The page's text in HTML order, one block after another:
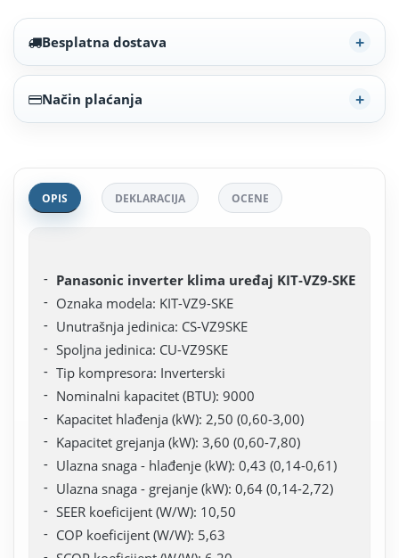
Besplatna dostava
Način plaćanja
OPIS DEKLARACIJA OCENE
Panasonic inverter klima uređaj KIT‑VZ9-SKE
Oznaka modela: KIT-VZ9-SKE
Unutrašnja jedinica: CS-VZ9SKE
Spoljna jedinica: CU-VZ9SKE
Tip kompresora: Inverterski
Nominalni kapacitet (BTU): 9000
Kapacitet hlađenja (kW): 2,50 (0,60-3,00)
Kapacitet grejanja (kW): 3,60 (0,60-7,80)
Ulazna snaga - hlađenje (kW): 0,43 (0,14-0,61)
Ulazna snaga - grejanje (kW): 0,64 (0,14-2,72)
SEER koeficijent (W/W): 10,50
COP koeficijent (W/W): 5,63